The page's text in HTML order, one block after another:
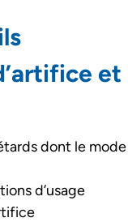
et
dont le mode
d’usage